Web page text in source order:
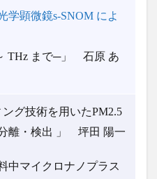
学顕微鏡s-SNOM によ
THz まで─」 石原 あ
ング技術を用いたPM2.5
離・検出 」 坪田 陽一
中マイクロナノプラス